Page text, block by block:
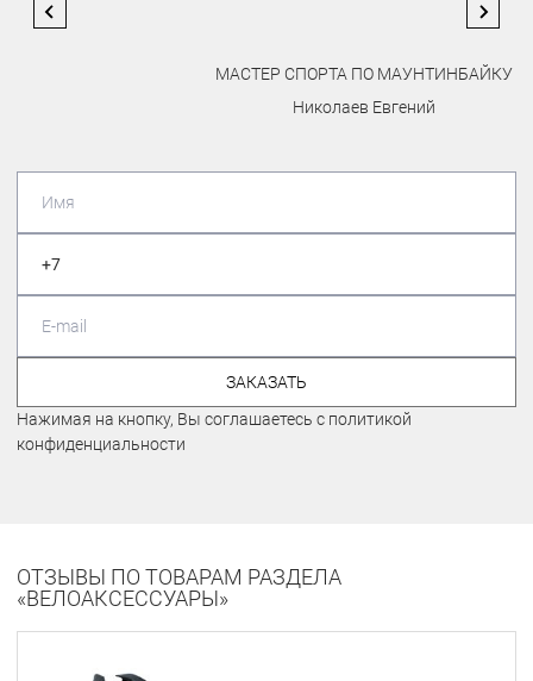
МАСТЕР СПОРТА ПО МАУНТИНБАЙКУ
Николаев Евгений
ЗАКАЗАТЬ
Нажимая на кнопку, Вы соглашаетесь с политикой
конфиденциальности
ОТЗЫВЫ ПО ТОВАРАМ РАЗДЕЛА
«ВЕЛОАКСЕССУАРЫ»